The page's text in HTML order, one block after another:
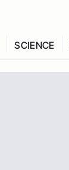
SCIENCE